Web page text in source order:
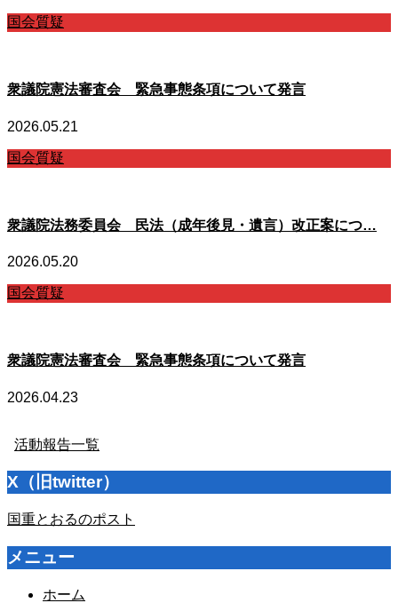
国会質疑
衆議院憲法審査会 緊急事態条項について発言
2026.05.21
国会質疑
衆議院法務委員会 民法（成年後見・遺言）改正案につ…
2026.05.20
国会質疑
衆議院憲法審査会 緊急事態条項について発言
2026.04.23
活動報告一覧
X（旧twitter）
国重とおるのポスト
メニュー
ホーム